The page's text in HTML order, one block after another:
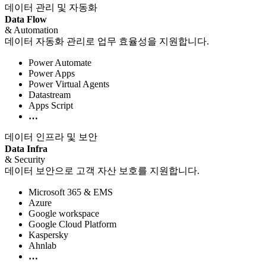
데이터 관리 및 자동화
Data Flow
& Automation
데이터 자동화 관리로 업무 효율성을 지원합니다.
Power Automate
Power Apps
Power Virtual Agents
Datastream
Apps Script
…
데이터 인프라 및 보안
Data Infra
& Security
데이터 보안으로 고객 자산 보호를 지원합니다.
Microsoft 365 & EMS
Azure
Google workspace
Google Cloud Platform
Kaspersky
Ahnlab
…